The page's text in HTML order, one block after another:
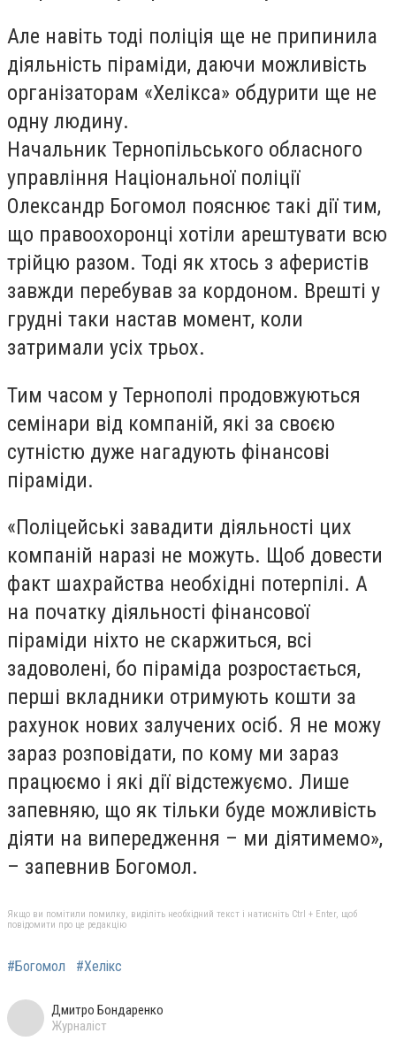
Але навіть тоді поліція ще не припинила
діяльність піраміди, даючи можливість
організаторам «Хелікса» обдурити ще не
одну людину.
Начальник Тернопільського обласного
управління Національної поліції
Олександр Богомол пояснює такі дії тим,
що правоохоронці хотіли арештувати всю
трійцю разом. Тоді як хтось з аферистів
завжди перебував за кордоном. Врешті у
грудні таки настав момент, коли
затримали усіх трьох.
Тим часом у Тернополі продовжуються
семінари від компаній, які за своєю
сутністю дуже нагадують фінансові
піраміди.
«Поліцейські завадити діяльності цих
компаній наразі не можуть. Щоб довести
факт шахрайства необхідні потерпілі. А
на початку діяльності фінансової
піраміди ніхто не скаржиться, всі
задоволені, бо піраміда розростається,
перші вкладники отримують кошти за
рахунок нових залучених осіб. Я не можу
зараз розповідати, по кому ми зараз
працюємо і які дії відстежуємо. Лише
запевняю, що як тільки буде можливість
діяти на випередження – ми діятимемо»,
– запевнив Богомол.
Якщо ви помітили помилку, виділіть необхідний текст і натисніть Ctrl + Enter, щоб
повідомити про це редакцію
#Богомол #Хелікс
Дмитро Бондаренко
Журналіст